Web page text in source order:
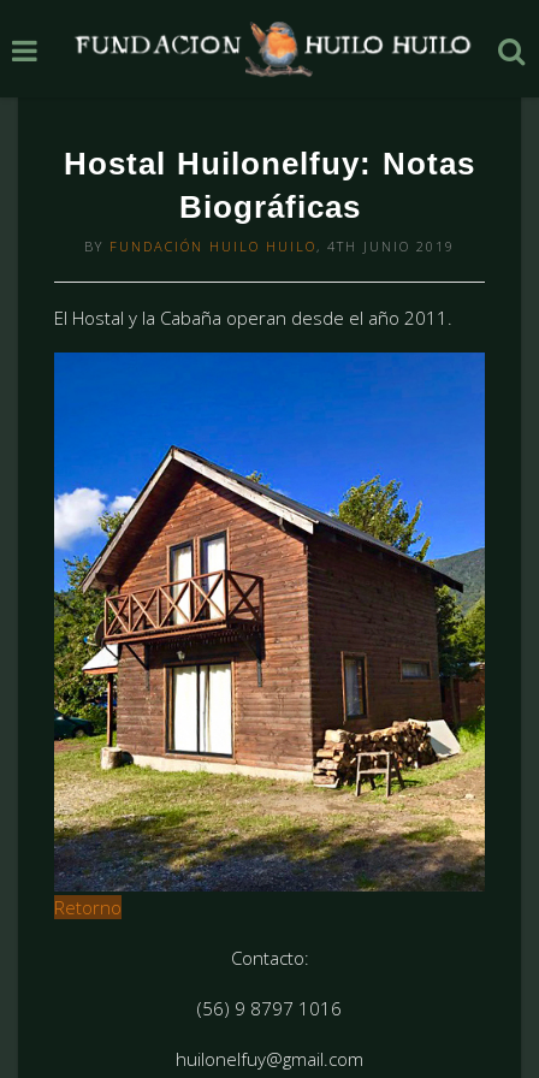
Hostal Huilonelfuy: Notas
Biográficas
BY FUNDACIÓN HUILO HUILO, 4TH JUNIO 2019
El Hostal y la Cabaña operan desde el año 2011.
Retorno
Contacto:
(56) 9 8797 1016
huilonelfuy@gmail.com